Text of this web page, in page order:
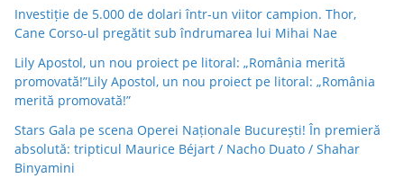
Investiție de 5.000 de dolari într-un viitor campion. Thor,
Cane Corso-ul pregătit sub îndrumarea lui Mihai Nae
Lily Apostol, un nou proiect pe litoral: „România merită
promovată!”Lily Apostol, un nou proiect pe litoral: „România
merită promovată!”
Stars Gala pe scena Operei Naționale București! În premieră
absolută: tripticul Maurice Béjart / Nacho Duato / Shahar
Binyamini